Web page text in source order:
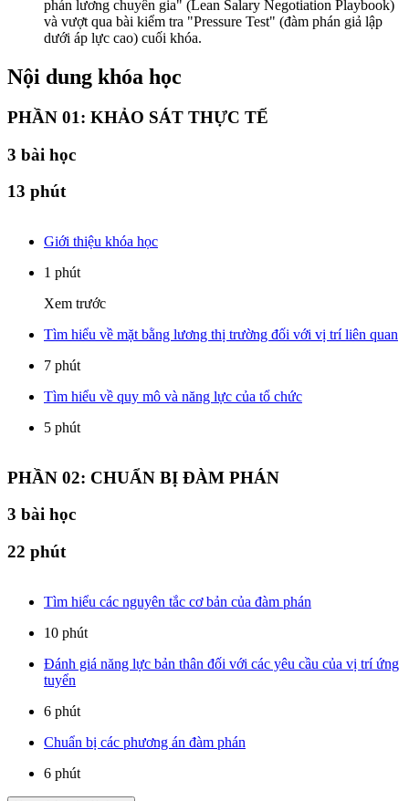
phán lương chuyên gia" (Lean Salary Negotiation Playbook)
và vượt qua bài kiểm tra "Pressure Test" (đàm phán giả lập
dưới áp lực cao) cuối khóa.
Nội dung khóa học
PHẦN 01: KHẢO SÁT THỰC TẾ
3 bài học
13 phút
Giới thiệu khóa học
1 phút
Xem trước
Tìm hiểu về mặt bằng lương thị trường đối với vị trí liên quan
7 phút
Tìm hiểu về quy mô và năng lực của tổ chức
5 phút
PHẦN 02: CHUẨN BỊ ĐÀM PHÁN
3 bài học
22 phút
Tìm hiểu các nguyên tắc cơ bản của đàm phán
10 phút
Đánh giá năng lực bản thân đối với các yêu cầu của vị trí ứng
tuyển
6 phút
Chuẩn bị các phương án đàm phán
6 phút